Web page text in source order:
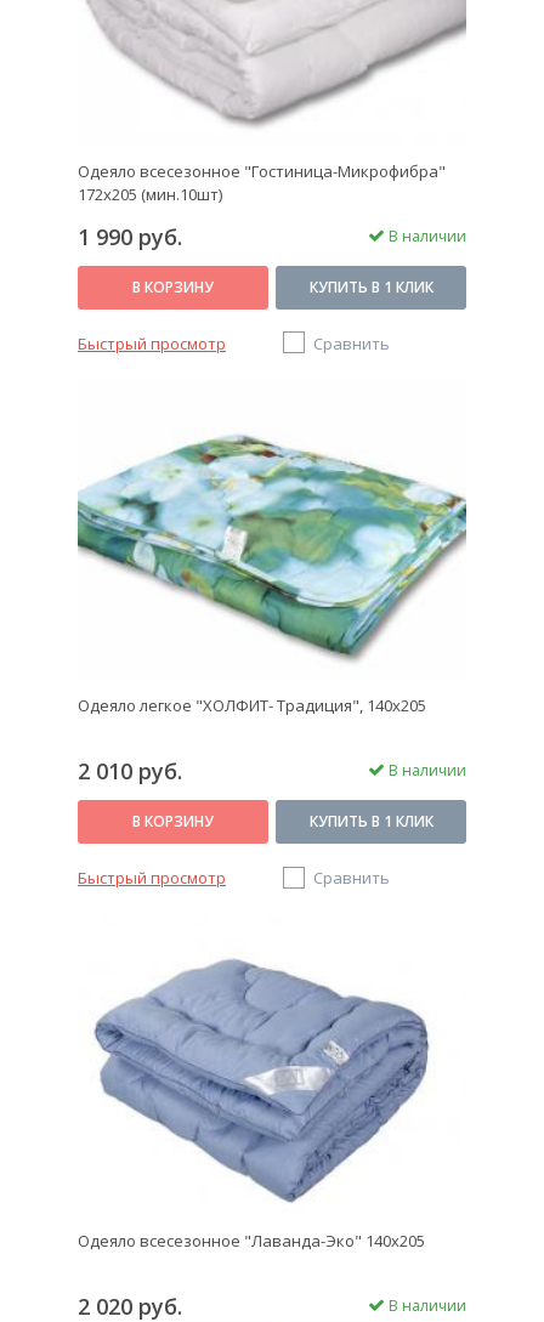
Одеяло всесезонное "Гостиница-Микрофибра"
172х205 (мин.10шт)
1 990 руб. В наличии
В КОРЗИНУ КУПИТЬ В 1 КЛИК
Быстрый просмотр Сравнить
Одеяло легкое "ХОЛФИТ- Традиция", 140х205
2 010 руб. В наличии
В КОРЗИНУ КУПИТЬ В 1 КЛИК
Быстрый просмотр Сравнить
Одеяло всесезонное "Лаванда-Эко" 140х205
2 020 руб. В наличии